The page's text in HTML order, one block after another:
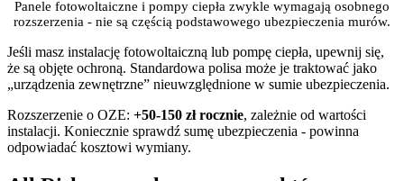
Panele fotowoltaiczne i pompy ciepła zwykle wymagają osobnego
rozszerzenia - nie są częścią podstawowego ubezpieczenia murów.
Jeśli masz instalację fotowoltaiczną lub pompę ciepła, upewnij się,
że są objęte ochroną. Standardowa polisa może je traktować jako
„urządzenia zewnętrzne” nieuwzględnione w sumie ubezpieczenia.
Rozszerzenie o OZE: +50-150 zł rocznie, zależnie od wartości
instalacji. Koniecznie sprawdź sumę ubezpieczenia - powinna
odpowiadać kosztowi wymiany.